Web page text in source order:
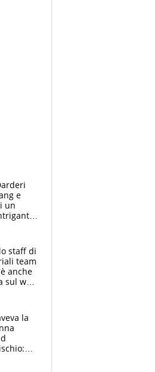
e
un
livello"
staff di
team
anche
sul web
la